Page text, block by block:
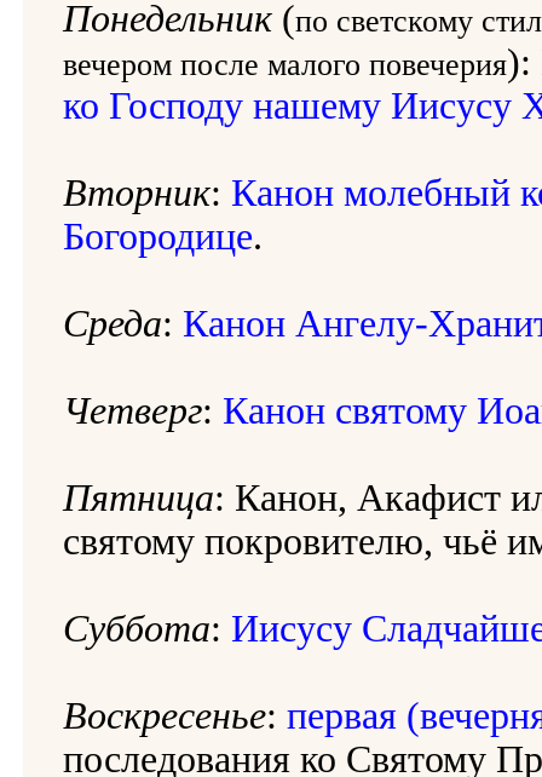
Понедельник (по светскому
вечером после малого повечерия):
ко Господу нашему Иисусу
Вторник: Канон молебный
Богородице.
Среда: Канон Ангелу-
Четверг: Канон святому
Пятница: Канон, Акафист
святому покровителю, чьё
Суббота: Иисусу
Воскресенье: первая
последования ко Святому